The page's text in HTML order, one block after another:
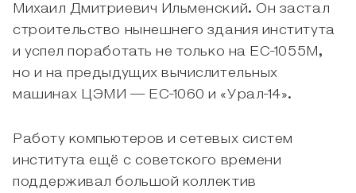
Михаил Дмитриевич Ильменский. Он застал
строительство нынешнего здания института
и успел поработать не только на ЕС-1055М,
но и на предыдущих вычислительных
машинах ЦЭМИ — ЕС-1060 и «Урал-14».
Работу компьютеров и сетевых систем
института ещё с советского времени
поддерживал большой коллектив